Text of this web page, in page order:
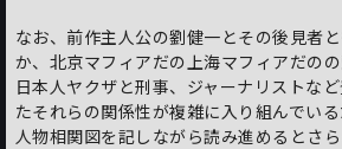
どこまで突き進んでいくんだ、馳星周は？
なお、前作主人公の劉健一とその後見者
か、北京マフィアだの上海マフィアだのの
日本人ヤクザと刑事、ジャーナリストな
たそれらの関係性が複雑に入り組んでい
人物相関図を記しながら読み進めるとさら